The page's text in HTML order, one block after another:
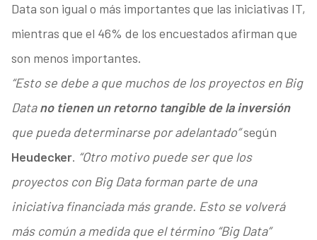
Data son igual o más importantes que las iniciativas IT,
mientras que el 46% de los encuestados afirman que
son menos importantes.
“Esto se debe a que muchos de los proyectos en Big
Datano tienen un retorno tangible de la inversión
que pueda determinarse por adelantado”según
Heudecker. “Otro motivo puede ser que los
proyectos con Big Data forman parte de una
iniciativa financiada más grande. Esto se volverá
más común a medida que el término “Big Data”